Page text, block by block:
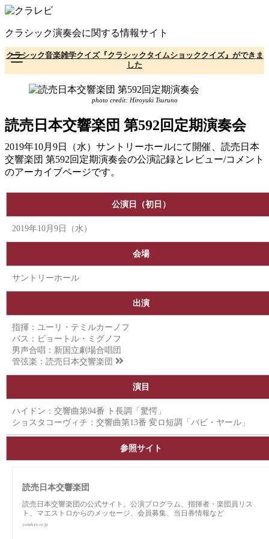
コ
テ
ン
ツ
へ
クラシック演奏会に関する情報サイト
クラシック音楽雑学クイズ『クラシックタイムショッククイズ』ができま
した
photo credit: Hiroyuki Tsuruno
読売日本交響楽団 第592回定期演奏会
2019年10月9日（水）サントリーホールにて開催、読売日本
交響楽団 第592回定期演奏会の公演記録とレビュー/コメント
のアーカイブページです。
公演日（初日）
2019年10月9日（水）
会場
サントリーホール
出演
指揮：ユーリ・テミルカーノフ
バス：ピョートル・ミグノフ
男声合唱：新国立劇場合唱団
管弦楽： 読売日本交響楽団
演目
ハイドン：交響曲第94番 ト長調「驚愕」
ショスタコーヴィチ：交響曲第13番 変ロ短調「バビ・ヤール」
参照サイト
読売日本交響楽団
読売日本交響楽団の公式サイト。公演プログラム、指揮者・楽団員リス
ト、マエストロからのメッセージ、会員募集、当日券情報など
yomikyo.or.jp